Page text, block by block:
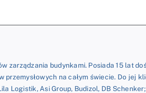
zarządzania budynkami. Posiada 15 lat
na całym świecie. Do jej
Logistik, Asi Group, Budizol, DB